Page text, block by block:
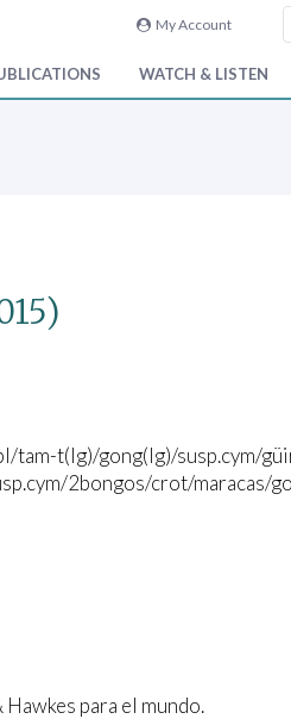
My Account
WATCH & LISTEN
tam-t(lg)/gong(lg)/susp.cym/
2bongos/crot/maracas/
para el mundo.